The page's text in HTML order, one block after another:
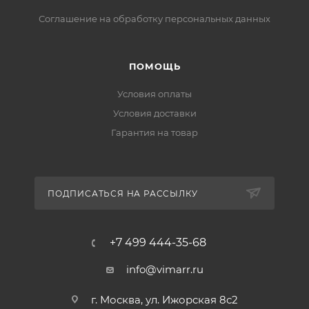
Соглашение на обработку персональных данных
ПОМОЩЬ
Условия оплаты
Условия доставки
Гарантия на товар
ПОДПИСАТЬСЯ НА РАССЫЛКУ
+7 499 444-35-68
info@vimarr.ru
г. Москва, ул. Ижорская 8с2